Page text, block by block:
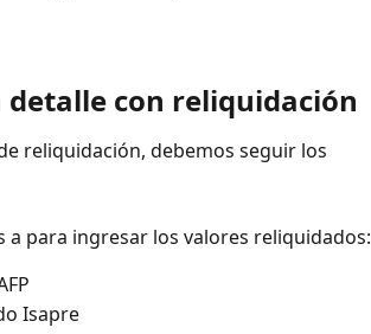
con reliquidación
reliquidación, debemos seguir los
a para ingresar los valores reliquidados:
Isapre